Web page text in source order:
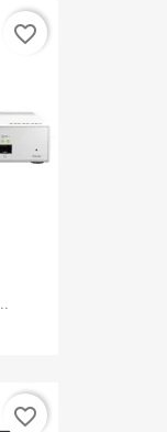
favorite_border
favorite_border